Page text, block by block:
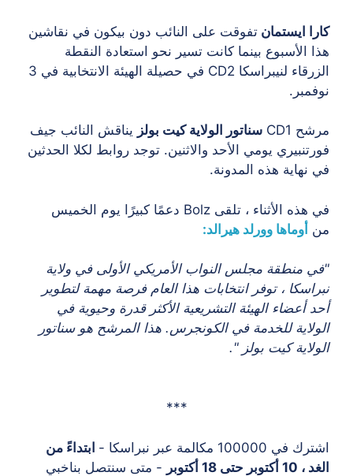
كارا ايستمان تفوقت على النائب دون بيكون في نقاشين
هذا الأسبوع بينما كانت تسير نحو استعادة النقطة
الزرقاء لنيبراسكا CD2 في حصيلة الهيئة الانتخابية في 3
نوفمبر.
مرشح CD1 سناتور الولاية كيت بولز يناقش النائب جيف
فورتنبيري يومي الأحد والاثنين. توجد روابط لكلا الحدثين
في نهاية هذه المدونة.
في هذه الأثناء ، تلقى Bolz دعمًا كبيرًا يوم الخميس
من أوماها وورلد هيرالد:
"في منطقة مجلس النواب الأمريكي الأولى في ولاية
نبراسكا ، توفر انتخابات هذا العام فرصة مهمة لتطوير
أحد أعضاء الهيئة التشريعية الأكثر قدرة وحيوية في
الولاية للخدمة في الكونجرس. هذا المرشح هو سناتور
الولاية كيت بولز ".
***
اشترك في 100000 مكالمة عبر نبراسكا -
ابتداءً من
الغد ، 10 أكتوبر حتى 18 أكتوبر
- متى سنتصل بناخبي